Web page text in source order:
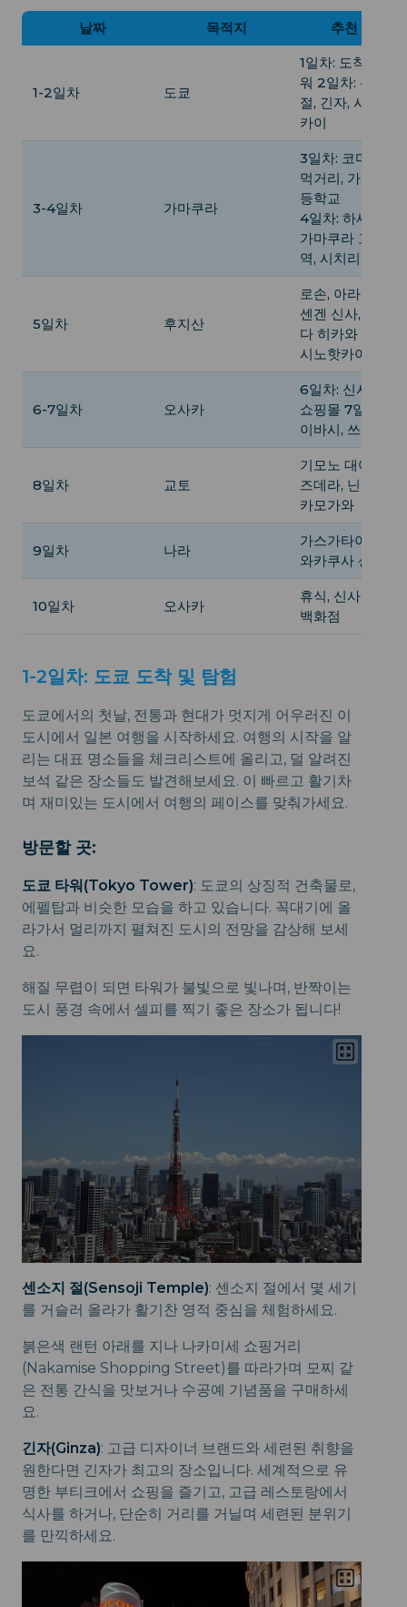
날짜 목적지 추천 활동
1-2일차 도쿄
1일차: 도착, 도쿄
워 2일차: 센소지
절, 긴자, 시부야
카이
3-4일차 가마쿠라
3일차: 코마치도
먹거리, 가마쿠라
등학교
4일차: 하세데라
가마쿠라 고등학
역, 시치리가하마
5일차 후지산
로손, 아라쿠라야
센겐 신사, 시모
다 히카와 시계,
시노핫카이
6-7일차 오사카
6일차: 신사이바
쇼핑몰 7일차: 신
이바시, 쓰텐카쿠
8일차 교토
기모노 대여, 기
즈데라, 닌넨자카,
카모가와
9일차 나라
가스가타이샤 신
와카쿠사 산
10일차 오사카
휴식, 신사이바시,
백화점
1-2일차: 도쿄 도착 및 탐험
도쿄에서의 첫날, 전통과 현대가 멋지게 어우러진 이
도시에서 일본 여행을 시작하세요. 여행의 시작을 알
리는 대표 명소들을 체크리스트에 올리고, 덜 알려진
보석 같은 장소들도 발견해보세요. 이 빠르고 활기차
며 재미있는 도시에서 여행의 페이스를 맞춰가세요.
방문할 곳:
도쿄 타워(Tokyo Tower): 도쿄의 상징적 건축물로,
에펠탑과 비슷한 모습을 하고 있습니다. 꼭대기에 올
라가서 멀리까지 펼쳐진 도시의 전망을 감상해 보세
요.
해질 무렵이 되면 타워가 불빛으로 빛나며, 반짝이는
도시 풍경 속에서 셀피를 찍기 좋은 장소가 됩니다!
센소지 절(Sensoji Temple): 센소지 절에서 몇 세기
를 거슬러 올라가 활기찬 영적 중심을 체험하세요.
붉은색 랜턴 아래를 지나 나카미세 쇼핑거리
(Nakamise Shopping Street)를 따라가며 모찌 같
은 전통 간식을 맛보거나 수공예 기념품을 구매하세
요.
긴자(Ginza): 고급 디자이너 브랜드와 세련된 취향을
원한다면 긴자가 최고의 장소입니다. 세계적으로 유
명한 부티크에서 쇼핑을 즐기고, 고급 레스토랑에서
식사를 하거나, 단순히 거리를 거닐며 세련된 분위기
를 만끽하세요.